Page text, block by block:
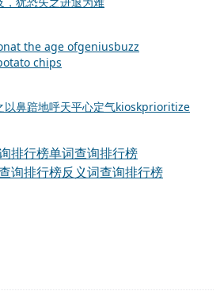
at the age ofgeniusbuzz
chips
以鼻踣地呼天平心定气kioskprioritize
排行榜单词查询排行榜
询排行榜反义词查询排行榜